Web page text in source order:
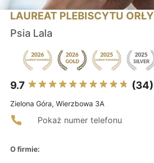
LAUREAT PLEBISCYTU ORŁY
Psia Lala
9.7 (34)
Zielona Góra, Wierzbowa 3A
Pokaż numer telefonu
O firmie: